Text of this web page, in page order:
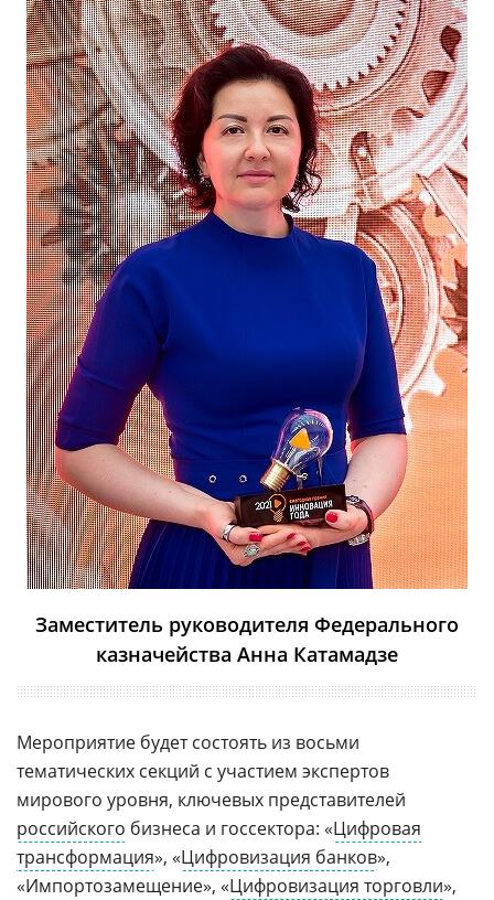
Заместитель руководителя Федерального
казначейства Анна Катамадзе
Мероприятие будет состоять из восьми
тематических секций с участием экспертов
мирового уровня, ключевых представителей
российского бизнеса и госсектора: «Цифровая
трансформация», «Цифровизация банков»,
«Импортозамещение», «Цифровизация торговли»,